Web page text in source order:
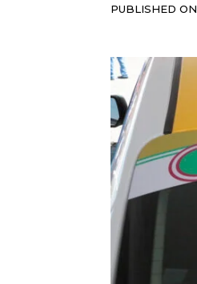
PUBLISHED ON